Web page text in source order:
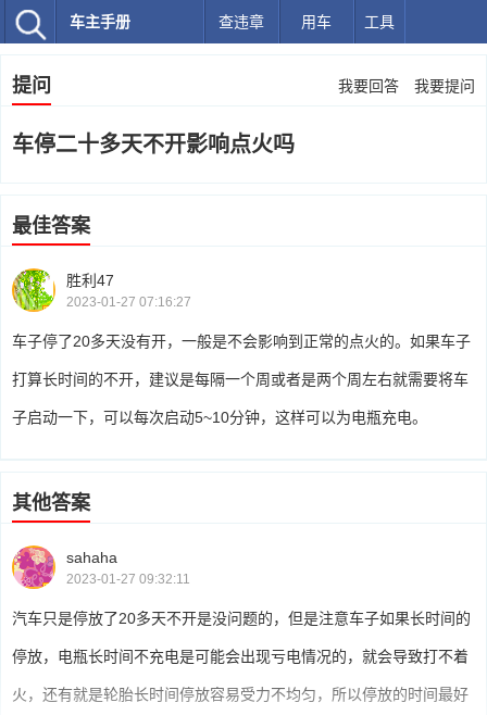
车主手册 查违章 用车 工具
提问 我要回答 我要提问
车停二十多天不开影响点火吗
最佳答案
胜利47
2023-01-27 07:16:27
车子停了20多天没有开，一般是不会影响到正常的点火的。如果车子
打算长时间的不开，建议是每隔一个周或者是两个周左右就需要将车
子启动一下，可以每次启动5~10分钟，这样可以为电瓶充电。
其他答案
sahaha
2023-01-27 09:32:11
汽车只是停放了20多天不开是没问题的，但是注意车子如果长时间的
停放，电瓶长时间不充电是可能会出现亏电情况的，就会导致打不着
火，还有就是轮胎长时间停放容易受力不均匀，所以停放的时间最好